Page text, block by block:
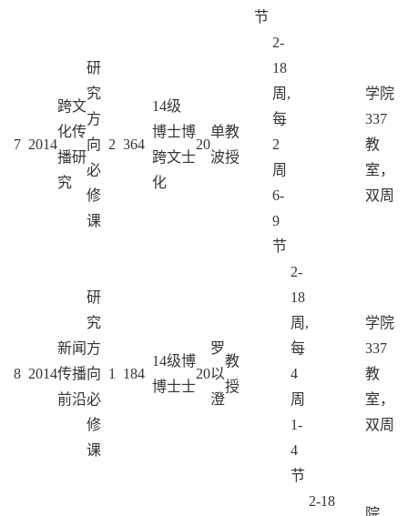
节
7 2014
跨文
化传
播研
究
研
究
方
向
必
修
课
2 364
14级
博士
跨文
化
博
士
20
单
波
教
授
2-
18
周,
每
2
周
6-
9
节
学院
337
教
室，
双周
8 2014
新闻
传播
前沿
研
究
方
向
必
修
课
1 184
14级
博士
博
士
20
罗
以
澄
教
授
2-
18
周,
每
4
周
1-
4
节
学院
337
教
室，
双周
2-18